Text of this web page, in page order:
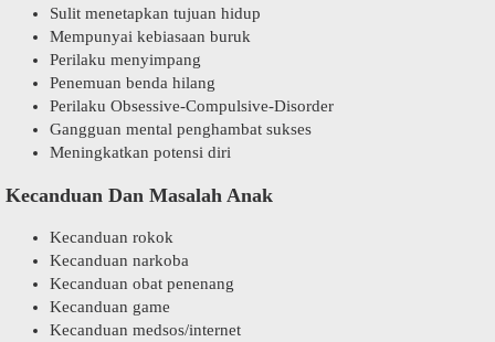
Sulit menetapkan tujuan hidup
Mempunyai kebiasaan buruk
Perilaku menyimpang
Penemuan benda hilang
Perilaku Obsessive-Compulsive-Disorder
Gangguan mental penghambat sukses
Meningkatkan potensi diri
Kecanduan Dan Masalah Anak
Kecanduan rokok
Kecanduan narkoba
Kecanduan obat penenang
Kecanduan game
Kecanduan medsos/internet